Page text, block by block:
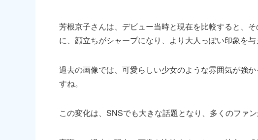
芳根京子さんは、デビュー当時と現在を比較すると、
に、顔立ちがシャープになり、より大人っぽい印象を与
過去の画像では、可愛らしい少女のような雰囲気が強
すね。
この変化は、SNSでも大きな話題となり、多くのファ